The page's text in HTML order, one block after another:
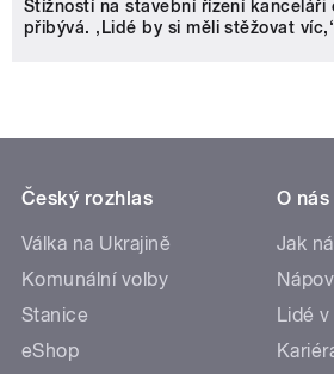
Stížností na stavební řízení kanceláři
přibývá. ‚Lidé by si měli stěžovat
Český rozhlas
Válka na Ukrajině
Komunální volby
Stanice
eShop
O nás
Jak
Lidé